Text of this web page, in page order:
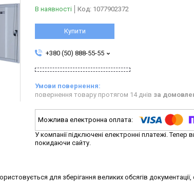
В наявності Код: 1077902372
Купити
+380 (50) 888-55-55
повернення товару протягом 14 днів за
У компанії підключені електронні платежі.
покидаючи сайту.
для зберігання великих обсягів